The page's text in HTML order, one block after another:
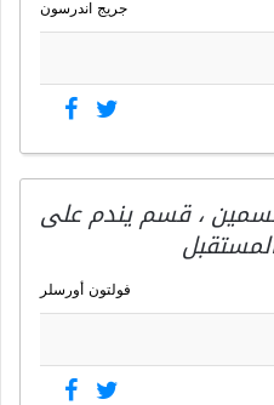
جريج اندرسون
، قسم يندم على
فولتون أورسلر